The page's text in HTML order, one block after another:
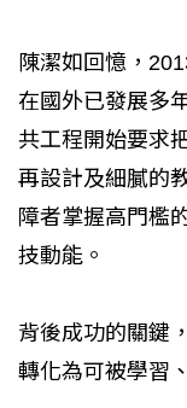
陳潔如回憶，
在國外已發展多
共工程開始要求
再設計及細膩的
障者掌握高門檻
技動能。
背後成功的關鍵
轉化為可被學習